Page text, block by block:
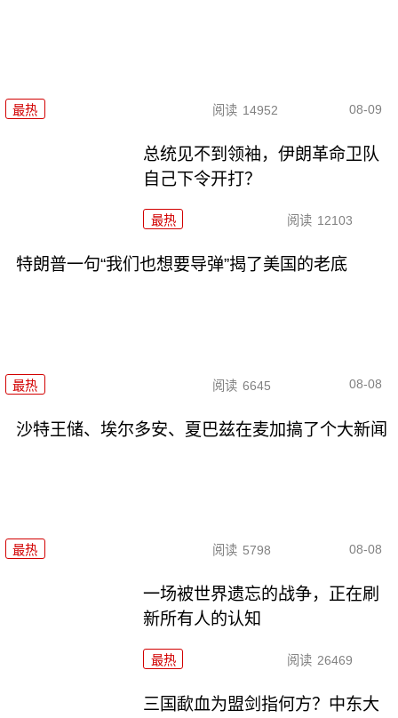
最热 阅读 14952 08-09
总统见不到领袖，伊朗革命卫队
自己下令开打？
最热 阅读 12103
特朗普一句“我们也想要导弹”揭了美国的老底
最热 阅读 6645 08-08
沙特王储、埃尔多安、夏巴兹在麦加搞了个大新闻
最热 阅读 5798 08-08
一场被世界遗忘的战争，正在刷
新所有人的认知
最热 阅读 26469
三国歃血为盟剑指何方？中东大